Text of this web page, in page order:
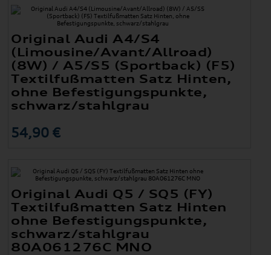
Original Audi A4/S4
(Limousine/Avant/Allroad)
(8W) / A5/S5 (Sportback) (F5)
Textilfußmatten Satz Hinten,
ohne Befestigungspunkte,
schwarz/stahlgrau
54,90 €
Original Audi Q5 / SQ5 (FY)
Textilfußmatten Satz Hinten
ohne Befestigungspunkte,
schwarz/stahlgrau
80A061276C MNO